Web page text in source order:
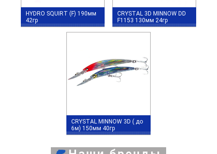
HYDRO SQUIRT (F) 190мм
42гр
CRYSTAL 3D MINNOW DD
F1153 130мм 24гр
CRYSTAL MINNOW 3D ( до
6м) 150мм 40гр